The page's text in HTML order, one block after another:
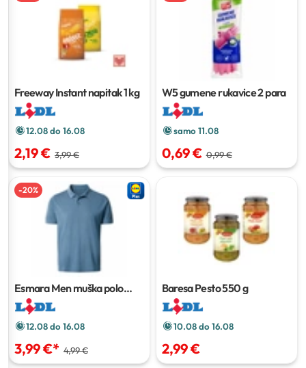
Freeway Instant napitak1 kg
12.08 do 16.08
2,19 € 3,99 €
W5 gumene rukavice2 para
samo 11.08
0,69 € 0,99 €
-20%
Esmara Men muška polo
majica
12.08 do 16.08
3,99 €* 4,99 €
Baresa Pesto550 g
10.08 do 16.08
2,99 €